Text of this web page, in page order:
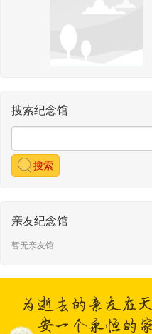
搜索纪念馆
搜索
亲友纪念馆
暂无亲友馆